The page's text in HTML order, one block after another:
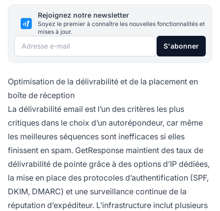
Rejoignez notre newsletter
Soyez le premier à connaître les nouvelles fonctionnalités et
mises à jour.
Adresse e-mail S'abonner
Optimisation de la délivrabilité et de la placement en
boîte de réception
La délivrabilité email est l’un des critères les plus
critiques dans le choix d’un autorépondeur, car même
les meilleures séquences sont inefficaces si elles
finissent en spam. GetResponse maintient des taux de
délivrabilité de pointe grâce à des options d’IP dédiées,
la mise en place des protocoles d’authentification (SPF,
DKIM, DMARC) et une surveillance continue de la
réputation d’expéditeur. L’infrastructure inclut plusieurs